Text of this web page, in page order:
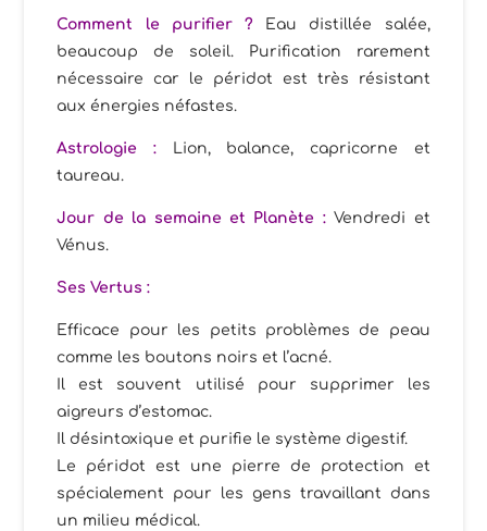
Comment le purifier ?
Eau distillée salée,
beaucoup de soleil. Purification rarement
nécessaire car le péridot est très résistant
aux énergies néfastes.
Astrologie :
Lion, balance, capricorne et
taureau.
Jour de la semaine et Planète :Vendredi et
Vénus.
SesVertus :
Efficace pour les petits problèmes de peau
comme les boutons noirs et l’acné.
Il est souvent utilisé pour supprimer les
aigreurs d’estomac.
Il désintoxique et purifie le système digestif.
Le péridot est une pierre de protection et
spécialement pour les gens travaillant dans
un milieu médical.